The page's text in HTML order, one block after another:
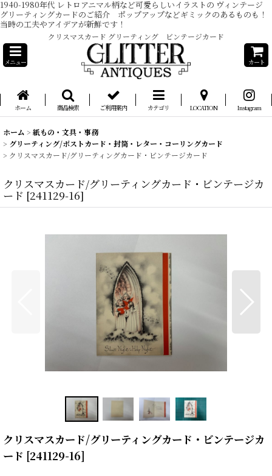
1940-1980年代 レトロアニマル柄など可愛らしいイラストの ヴィンテージ
グリーティングカードのご紹介 ポップアップなどギミックのあるものも！
当時の工夫やアイデアが新鮮です！
クリスマスカード グリーティング ビンテージカード
メニュー カート
ホーム 商品検索 ご利用案内 カテゴリ LOCATION Instagram
ホーム > 紙もの・文具・事務
> グリーティング/ポストカード・封筒・レター・コーリングカード
> クリスマスカード/グリーティングカード・ビンテージカード
クリスマスカード/グリーティングカード・ビンテージカ
ード [241129-16]
クリスマスカード/グリーティングカード・ビンテージカ
ード [241129-16]